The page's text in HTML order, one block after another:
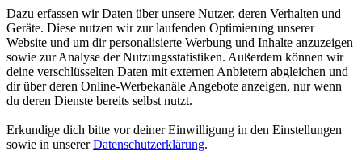
Dazu erfassen wir Daten über unsere Nutzer, deren Verhalten und
Geräte. Diese nutzen wir zur laufenden Optimierung unserer
Website und um dir personalisierte Werbung und Inhalte anzuzeigen
sowie zur Analyse der Nutzungsstatistiken. Außerdem können wir
deine verschlüsselten Daten mit externen Anbietern abgleichen und
dir über deren Online-Werbekanäle Angebote anzeigen, nur wenn
du deren Dienste bereits selbst nutzt.
Erkundige dich bitte vor deiner Einwilligung in den Einstellungen
sowie in unsererDatenschutzerklärung.